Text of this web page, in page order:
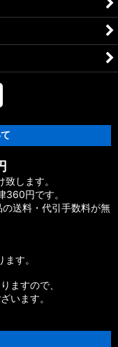
します。
360円です。
送料・代引手数料が無
す。
ますので、
います。